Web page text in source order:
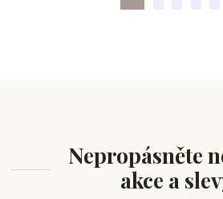
Nepropásněte
akce a